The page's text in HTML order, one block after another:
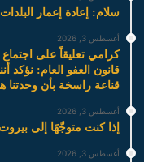
سلام: إعادة إعمار
أغسطس 3, 2026
كرامي تعليقاً على
قانون العفو العام: نؤكد
قناعة راسخة بأن وحدتنا
أغسطس 3, 2026
إذا كنت متوجّهًا إلى بيروت
أغسطس 3, 2026